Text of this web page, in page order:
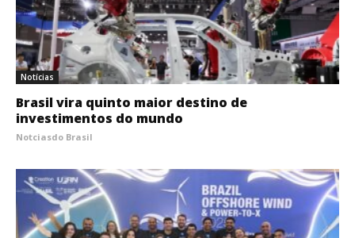
Notícias
Brasil vira quinto maior destino de
investimentos do mundo
Notciasdo Brasil